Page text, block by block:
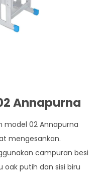
Annapurna
model 02 Annapurna
mengesankan.
campuran besi
oak putih dan sisi biru